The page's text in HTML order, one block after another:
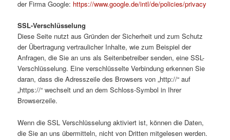
der Firma Google: https://www.google.de/intl/de/policies/privacy
SSL-Verschlüsselung
Diese Seite nutzt aus Gründen der Sicherheit und zum Schutz
der Übertragung vertraulicher Inhalte, wie zum Beispiel der
Anfragen, die Sie an uns als Seitenbetreiber senden, eine SSL-
Verschlüsselung. Eine verschlüsselte Verbindung erkennen Sie
daran, dass die Adresszeile des Browsers von „http://“ auf
„https://“ wechselt und an dem Schloss-Symbol in Ihrer
Browserzeile.
Wenn die SSL Verschlüsselung aktiviert ist, können die Daten,
die Sie an uns übermitteln, nicht von Dritten mitgelesen werden.